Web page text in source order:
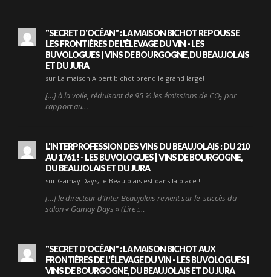
"SECRET D'OCÉAN" : LA MAISON BICHOT REPOUSSE
LES FRONTIÈRES DE L'ÉLEVAGE DU VIN - LES
BUVOLOGUES | VINS DE BOURGOGNE, DU BEAUJOLAIS
ET DU JURA
sur La maison Albert bichot prend le grand large!
[…] à la voile, réduisant de 95 % les émissions de CO₂ par
rapport au…
L'INTERPROFESSION DES VINS DU BEAUJOLAIS : DU 210
AU 1761 ! - LES BUVOLOGUES | VINS DE BOURGOGNE,
DU BEAUJOLAIS ET DU JURA
sur Gamay Days, le Beaujolais est dans la place !
[…] le directeur d’Inter Beaujolais revient sur le succès du
salon « Gamay Days » (Lire :…
"SECRET D'OCÉAN" : LA MAISON BICHOT AUX
FRONTIÈRES DE L'ÉLEVAGE DU VIN - LES BUVOLOGUES |
VINS DE BOURGOGNE, DU BEAUJOLAIS ET DU JURA